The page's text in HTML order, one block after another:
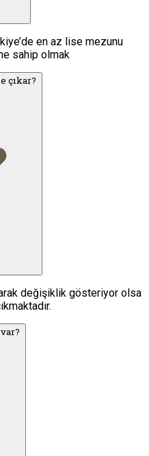
en az lise mezunu
sahip olmak
çıkar?
değişiklik gösteriyor olsa